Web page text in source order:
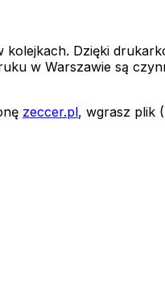
kolejkach. Dzięki
w Warszawie są
zeccer.pl, wgrasz plik